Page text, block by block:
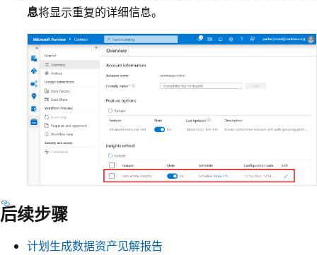
息将显示重复的详细信息。
后续步骤
计划生成数据资产见解报告